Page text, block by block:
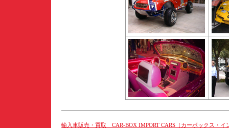
輸入車販売・買取 CAR-BOX IMPORT CARS（カーボックス・イ